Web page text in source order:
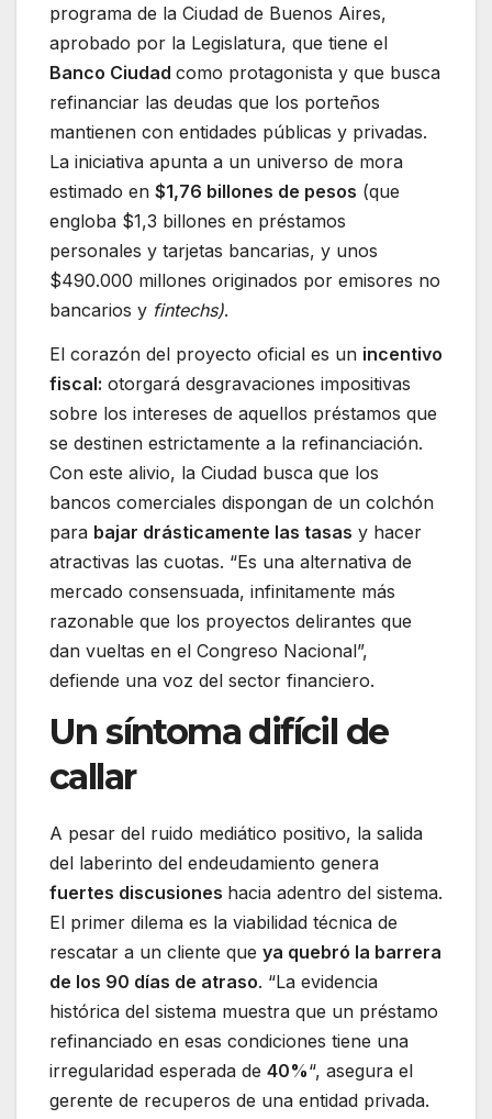
programa de la Ciudad de Buenos Aires,
aprobado por la Legislatura, que tiene el
Banco Ciudad como protagonista y que busca
refinanciar las deudas que los porteños
mantienen con entidades públicas y privadas.
La iniciativa apunta a un universo de mora
estimado en $1,76 billones de pesos (que
engloba $1,3 billones en préstamos
personales y tarjetas bancarias, y unos
$490.000 millones originados por emisores no
bancarios y fintechs).
El corazón del proyecto oficial es un incentivo
fiscal: otorgará desgravaciones impositivas
sobre los intereses de aquellos préstamos que
se destinen estrictamente a la refinanciación.
Con este alivio, la Ciudad busca que los
bancos comerciales dispongan de un colchón
para bajar drásticamente las tasas y hacer
atractivas las cuotas. “Es una alternativa de
mercado consensuada, infinitamente más
razonable que los proyectos delirantes que
dan vueltas en el Congreso Nacional”,
defiende una voz del sector financiero.
Un síntoma difícil de
callar
A pesar del ruido mediático positivo, la salida
del laberinto del endeudamiento genera
fuertes discusiones hacia adentro del sistema.
El primer dilema es la viabilidad técnica de
rescatar a un cliente que ya quebró la barrera
de los 90 días de atraso. “La evidencia
histórica del sistema muestra que un préstamo
refinanciado en esas condiciones tiene una
irregularidad esperada de 40%“, asegura el
gerente de recuperos de una entidad privada.